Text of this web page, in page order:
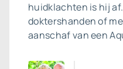
huidklachten is hij
doktershanden of
aanschaf van een